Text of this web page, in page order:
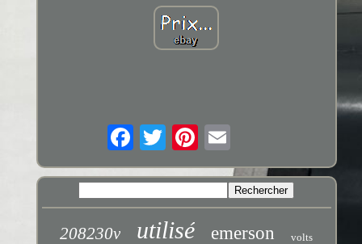
208230v utilisé emerson volts